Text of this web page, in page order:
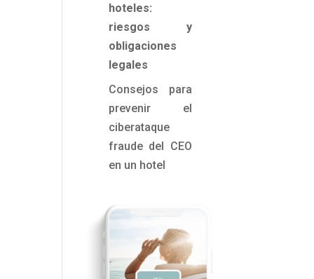
hoteles:
riesgos y
obligaciones
legales
Consejos para
prevenir el
ciberataque
fraude del CEO
en un hotel